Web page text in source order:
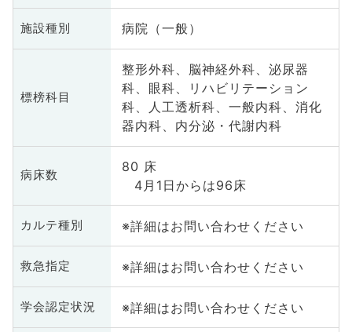
施設種別 病院（一般）
標榜科目
整形外科、脳神経外科、泌尿器
科、眼科、リハビリテーション
科、人工透析科、一般内科、消化
器内科、内分泌・代謝内科
病床数
80 床
4月1日からは96床
カルテ種別 ※詳細はお問い合わせください
救急指定 ※詳細はお問い合わせください
学会認定状況 ※詳細はお問い合わせください